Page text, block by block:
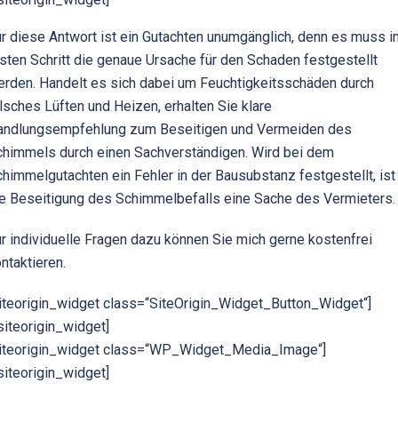
diese Antwort ist ein Gutachten unumgänglich, denn es muss
Schritt die genaue Ursache für den Schaden festgestellt
Handelt es sich dabei um Feuchtigkeitsschäden durch
Lüften und Heizen, erhalten Sie klare
zum Beseitigen und Vermeiden des
durch einen Sachverständigen. Wird bei dem
ein Fehler in der Bausubstanz festgestellt, ist
Beseitigung des Schimmelbefalls eine Sache des Vermieters.
individuelle Fragen dazu können Sie mich gerne kostenfrei
class=“SiteOrigin_Widget_Button_Widget“]
class=“WP_Widget_Media_Image“]